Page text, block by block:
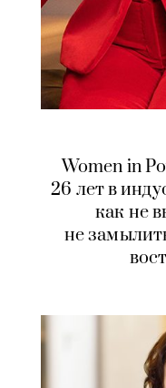
Women in
26 лет в
как не
не